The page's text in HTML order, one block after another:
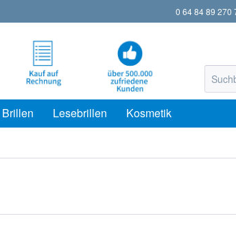
0 64 84 89 270
Brillen Lesebrillen Kosmetik